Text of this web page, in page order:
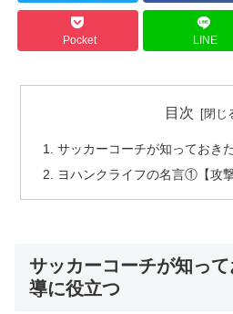
Pocket LINE
目次
サッカーコーチが知っておき
ヨハンクライフの名言①【攻撃
サッカーコーチが知っ
導に役立つ